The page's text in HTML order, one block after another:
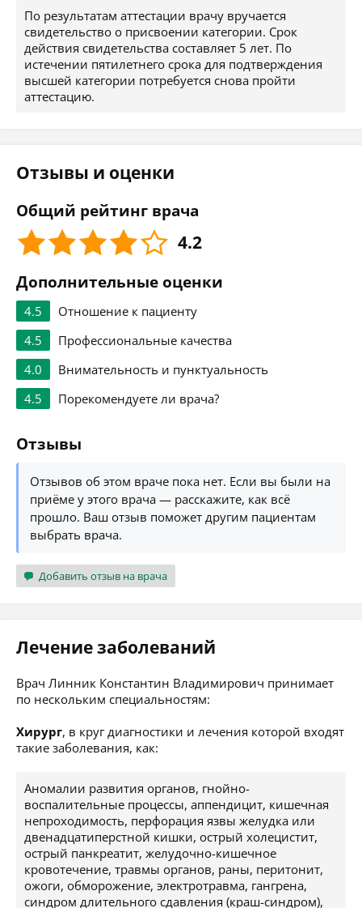
По результатам аттестации врачу вручается
свидетельство о присвоении категории. Срок
действия свидетельства составляет 5 лет. По
истечении пятилетнего срока для подтверждения
высшей категории потребуется снова пройти
аттестацию.
Отзывы и оценки
Общий рейтинг врача
4.2
Дополнительные оценки
4.5
Отношение к пациенту
4.5
Профессиональные качества
4.0
Внимательность и пунктуальность
4.5
Порекомендуете ли врача?
Отзывы
Отзывов об этом враче пока нет. Если вы были на
приёме у этого врача — расскажите, как всё
прошло. Ваш отзыв поможет другим пациентам
выбрать врача.
Добавить отзыв на врача
Лечение заболеваний
Врач Линник Константин Владимирович принимает
по нескольким специальностям:
Хирург, в круг диагностики и лечения которой входят
такие заболевания, как:
Аномалии развития органов, гнойно-
воспалительные процессы, аппендицит, кишечная
непроходимость, перфорация язвы желудка или
двенадцатиперстной кишки, острый холецистит,
острый панкреатит, желудочно-кишечное
кровотечение, травмы органов, раны, перитонит,
ожоги, обморожение, электротравма, гангрена,
синдром длительного сдавления (краш-синдром),